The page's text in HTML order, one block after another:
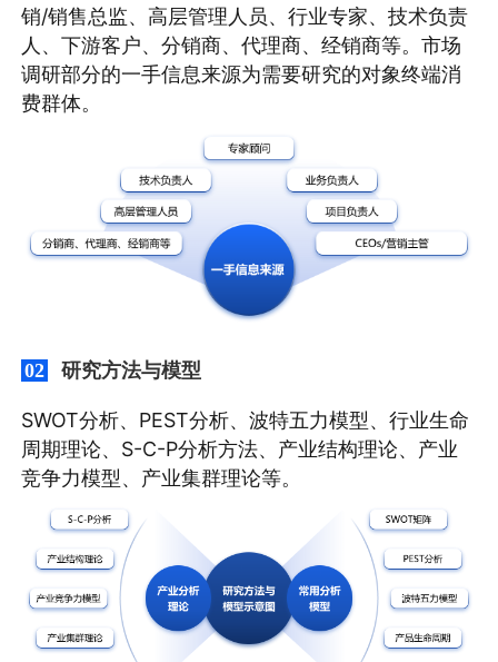
销/销售总监、高层管理人员、行业专家、技术负责
人、下游客户、分销商、代理商、经销商等。市场
调研部分的一手信息来源为需要研究的对象终端消
费群体。
02 研究方法与模型
SWOT分析、PEST分析、波特五力模型、行业生命
周期理论、S-C-P分析方法、产业结构理论、产业
竞争力模型、产业集群理论等。